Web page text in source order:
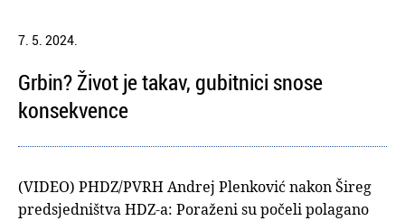
7. 5. 2024.
Grbin? Život je takav, gubitnici snose
konsekvence
(VIDEO) PHDZ/PVRH Andrej Plenković nakon Šireg
predsjedništva HDZ-a: Poraženi su počeli polagano